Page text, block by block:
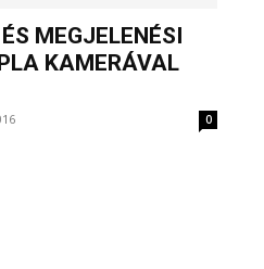
MEGJELENÉSI
KAMERÁVAL
0